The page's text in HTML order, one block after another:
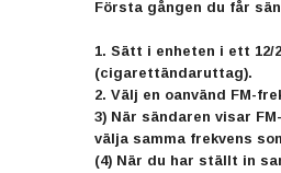
Första gången du får
1. Sätt i enheten i ett 12/
(cigarettändaruttag).
2. Välj en oanvänd FM-
3) När sändaren visar
välja samma frekvens
(4) När du har ställt in